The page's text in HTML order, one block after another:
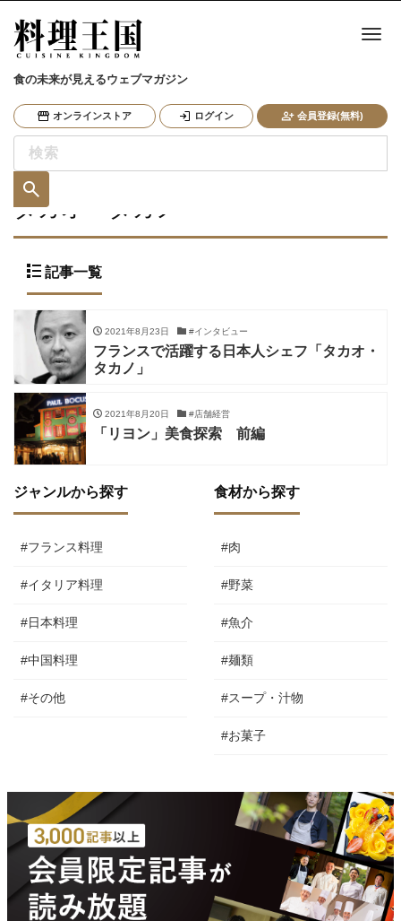
食の未来が見えるウェブマガジン
オンラインストア ログイン 会員登録(無料)
ナ
タカオ・タカノ
記事一覧
2021年8月23日 #インタビュー
フランスで活躍する日本人シェフ「タカオ・
タカノ」
2021年8月20日 #店舗経営
「リヨン」美食探索 前編
ジャンルから探す
#フランス料理
#イタリア料理
#日本料理
#中国料理
#その他
食材から探す
#肉
#野菜
#魚介
#麺類
#スープ・汁物
#お菓子